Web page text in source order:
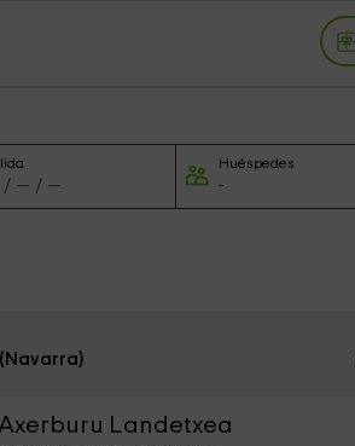
Huéspedes
Axerburu Landetxea